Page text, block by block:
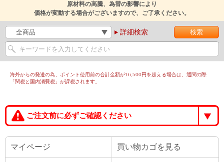
原材料の高騰、為替の影響により
価格が変動する場合がございますので、ご了承ください。
詳細検索
海外からの発送の為、ポイント使用前の合計金額が16,500円を超える場合は、通関の際
「関税と国内消費税」が課税されます。
ご注文前に必ずご確認ください
マイページ 買い物カゴを見る